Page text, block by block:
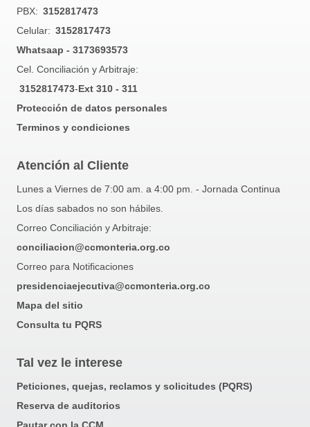
PBX: 3152817473
Celular: 3152817473
Whatsaap - 3173693573
Cel. Conciliación y Arbitraje:
3152817473-Ext 310 - 311
Protección de datos personales
Terminos y condiciones
Atención al Cliente
Lunes a Viernes de 7:00 am. a 4:00 pm. - Jornada Continua
Los días sabados no son hábiles.
Correo Conciliación y Arbitraje:
conciliacion@ccmonteria.org.co
Correo para Notificaciones
presidenciaejecutiva@ccmonteria.org.co
Mapa del sitio
Consulta tu PQRS
Tal vez le interese
Peticiones, quejas, reclamos y solicitudes (PQRS)
Reserva de auditorios